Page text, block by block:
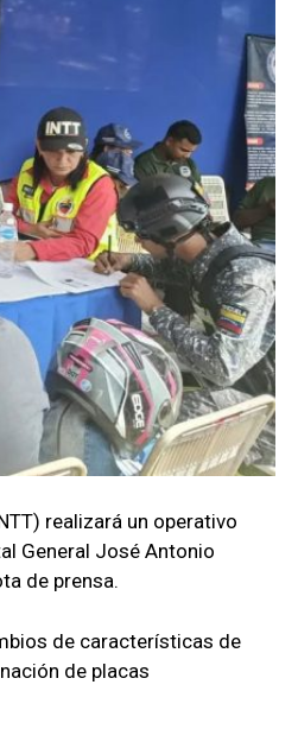
realizará un operativo
General José Antonio
de prensa.
de características de
de placas